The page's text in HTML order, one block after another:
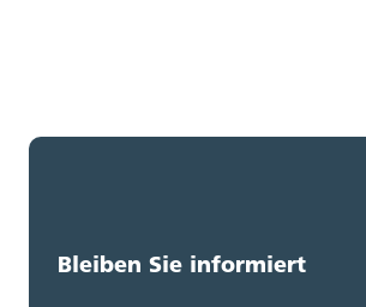
Bleiben Sie informiert